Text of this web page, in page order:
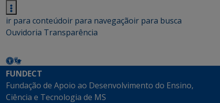
ir para conteúdoir para navegaçãoir para busca
Ouvidoria Transparência
FUNDECT
Fundação de Apoio ao Desenvolvimento do Ensino,
Ciência e Tecnologia de MS